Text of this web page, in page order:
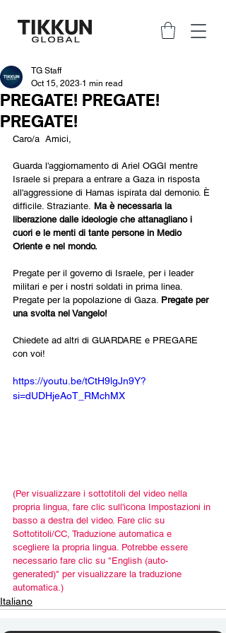
PREGATE! PREGATE!
PREGATE!
TG Staff
Oct 15, 2023 1 min read
Caro/a  Amici,
Guarda l'aggiornamento di Ariel OGGI mentre
Israele si prepara a entrare a Gaza in risposta
all'aggressione di Hamas ispirata dal demonio. È
difficile. Straziante. Ma è necessaria la
liberazione dalle ideologie che attanagliano i
cuori e le menti di tante persone in Medio
Oriente e nel mondo.
Pregate per il governo di Israele, per i leader
militari e per i nostri soldati in prima linea.
Pregate per la popolazione di Gaza. Pregate per
una svolta nel Vangelo!
Chiedete ad altri di GUARDARE e PREGARE
con voi!
https://youtu.be/tCtH9lgJn9Y?
si=dUDHjeAoT_RMchMX
(Per visualizzare i sottotitoli del video nella
propria lingua, fare clic sull'icona Impostazioni in
basso a destra del video. Fare clic su
Sottotitoli/CC, Traduzione automatica e
scegliere la propria lingua. Potrebbe essere
necessario fare clic su "English (auto-
generated)" per visualizzare la traduzione
automatica.)
Italiano